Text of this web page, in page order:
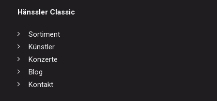
Hänssler Classic
Sortiment
Künstler
Konzerte
Blog
Kontakt